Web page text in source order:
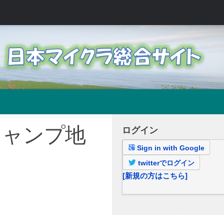
ンプ地 ログイン
Sign in with Google
twitterでログイン
[新規の方はこちら]